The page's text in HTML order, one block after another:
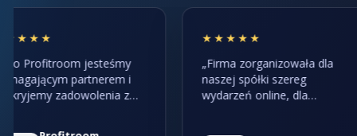
★★★★★
„Firma zorganizowała dla
naszej spółki szereg
wydarzeń online, dla
★★★★★
„W imieniu Agencji
Artystycznej Neo-
pragnę wyrazić swoje